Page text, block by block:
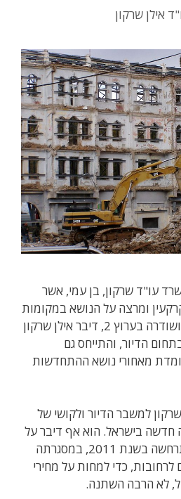
אילן שרקון
עו"ד שרקון, בן עמי, אשר
ומרצה על הנושא במקומות
רבים. בהרצאה שהעביר ושודרה בערוץ 2, דיבר אילן שרקון
הדיור, והתייחס גם
מאחורי נושא ההתחדשות
למשבר הדיור ולקושי של
חדשה בישראל. הוא אף דיבר על
המחאה החברתית, שהתרחשה בשנת 2011, במסגרתה
לרחובות, כדי למחות על מחירי
לא הרבה השתנה.